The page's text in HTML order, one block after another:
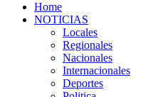
Home
NOTICIAS
Locales
Regionales
Nacionales
Internacionales
Deportes